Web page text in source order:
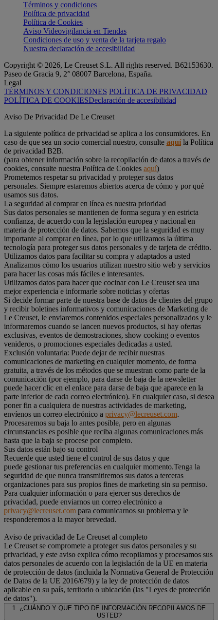
Términos y condiciones
Política de privacidad
Política de Cookies
Aviso Videovigilancia en Tiendas
Condiciones de uso y venta de la tarjeta regalo
Nuestra declaración de accesibilidad
Copyright © 2026, Le Creuset S.L. All rights reserved. B62153630.
Paseo de Gracia 9, 2° 08007 Barcelona, España.
Legal
TÉRMINOS Y CONDICIONES POLÍTICA DE PRIVACIDAD
POLÍTICA DE COOKIESDeclaración de accesibilidad
Aviso De Privacidad De Le Creuset
La siguiente política de privacidad se aplica a los consumidores. En
caso de que sea un socio comercial nuestro, consulte aquíla Política
de privacidad B2B.
(para obtener información sobre la recopilación de datos a través de
cookies, consulte nuestra Política de Cookies aquí)
Prometemos respetar su privacidad y proteger sus datos
personales. Siempre estaremos abiertos acerca de cómo y por qué
usamos sus datos.
La seguridad al comprar en línea es nuestra prioridad
Sus datos personales se mantienen de forma segura y en estricta
confianza, de acuerdo con la legislación europea y nacional en
materia de protección de datos. Sabemos que la seguridad es muy
importante al comprar en línea, por lo que utilizamos la última
tecnología para proteger sus datos personales y de tarjeta de crédito.
Utilizamos datos para facilitar su compra y adaptados a usted
Analizamos cómo los usuarios utilizan nuestro sitio web y servicios
para hacer las cosas más fáciles e interesantes.
Utilizamos datos para hacer que cocinar con Le Creuset sea una
mejor experiencia e informarle sobre noticias y ofertas
Si decide formar parte de nuestra base de datos de clientes del grupo
y recibir boletines informativos y comunicaciones de Marketing de
Le Creuset, le enviaremos contenidos especiales personalizados y le
informaremos cuando se lancen nuevos productos, si hay ofertas
exclusivas, eventos de demostraciones, show cooking o eventos
venideros, o promociones especiales dedicadas a usted.
Exclusión voluntaria: Puede dejar de recibir nuestras
comunicaciones de marketing en cualquier momento, de forma
gratuita, a través de los métodos que se muestran como parte de la
comunicación (por ejemplo, para darse de baja de la newsletter
puede hacer clic en el enlace para darse de baja que aparece en la
parte inferior de cada correo electrónico). En cualquier caso, si desea
poner fin a cualquiera de nuestras actividades de marketing,
envíenos un correo electrónico a privacy@lecreuset.com.
Procesaremos su baja lo antes posible, pero en algunas
circunstancias es posible que reciba algunas comunicaciones más
hasta que la baja se procese por completo.
Sus datos están bajo su control
Recuerde que usted tiene el control de sus datos y que
puede gestionar tus preferencias en cualquier momento.Tenga la
seguridad de que nunca transmitiremos sus datos a terceras
organizaciones para sus propios fines de marketing sin su permiso.
Para cualquier información o para ejercer sus derechos de
privacidad, puede enviarnos un correo electrónico a
privacy@lecreuset.com para comunicarnos su problema y le
responderemos a la mayor brevedad.
Aviso de privacidad de Le Creuset al completo
Le Creuset se compromete a proteger sus datos personales y su
privacidad, y este aviso explica cómo recopilamos y procesamos sus
datos personales de acuerdo con la legislación de la UE en materia
de protección de datos (incluida la Normativa General de Protección
de Datos de la UE 2016/679) y la ley de protección de datos
aplicable en su país, territorio o ubicación (las "Leyes de protección
de datos").
1. ¿CUÁNDO Y QUE TIPO DE INFORMACIÓN RECOPILAMOS DE
USTED?